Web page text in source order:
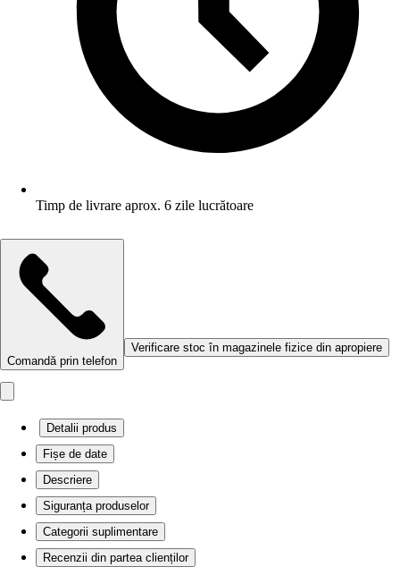
Timp de livrare aprox. 6 zile lucrătoare
Comandă prin telefon
Verificare stoc în magazinele fizice din apropiere
Detalii produs
Fișe de date
Descriere
Siguranța produselor
Categorii suplimentare
Recenzii din partea clienților